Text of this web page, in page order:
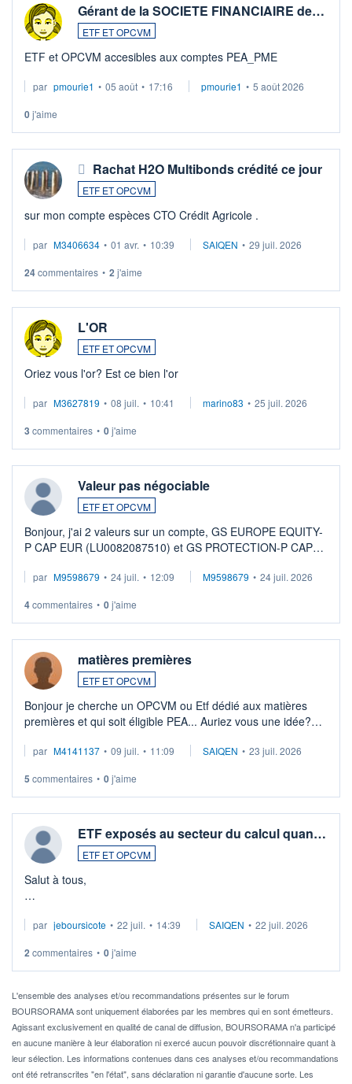
Gérant de la SOCIETE FINANCIAIRE de…
ETF ET OPCVM
ETF et OPCVM accesibles aux comptes PEA_PME
par pmourie1 • 05 août • 17:16 pmourie1 • 5 août 2026
0j'aime
Rachat H2O Multibonds crédité ce jour
ETF ET OPCVM
sur mon compte espèces CTO Crédit Agricole .
par M3406634 • 01 avr. • 10:39 SAIQEN • 29 juil. 2026
24commentaires • 2 j'aime
L'OR
ETF ET OPCVM
Oriez vous l'or? Est ce bien l'or
par M3627819 • 08 juil. • 10:41 marino83 • 25 juil. 2026
3 commentaires • 0j'aime
Valeur pas négociable
ETF ET OPCVM
Bonjour, j'ai 2 valeurs sur un compte, GS EUROPE EQUITY-
P CAP EUR (LU0082087510) et GS PROTECTION-P CAP
veux procéder à la vente, on me signale ...
par M9598679 • 24 juil. • 12:09 M9598679 • 24 juil. 2026
4commentaires • 0j'aime
matières premières
ETF ET OPCVM
Bonjour je cherche un OPCVM ou Etf dédié aux matières
premières et qui soit éligible PEA... Auriez vous une idée?
par M4141137 • 09 juil. • 11:09 SAIQEN • 23 juil. 2026
5 commentaires • 0j'aime
ETF exposés au secteur du calcul quan…
ETF ET OPCVM
Salut à tous,
via un ETF plutôt que des actions individuelles.
Idéalement, je voudrais qu'il soit éligible au PEA.
Pour l' ...
par jeboursicote • 22 juil. • 14:39 SAIQEN • 22 juil. 2026
2 commentaires • 0j'aime
L'ensemble des analyses et/ou recommandations présentes sur le forum
BOURSORAMA sont uniquement élaborées par les membres qui en sont émetteurs.
Agissant exclusivement en qualité de canal de diffusion, BOURSORAMA n'a participé
en aucune manière à leur élaboration ni exercé aucun pouvoir discrétionnaire quant à
leur sélection. Les informations contenues dans ces analyses et/ou recommandations
ont été retranscrites "en l'état", sans déclaration ni garantie d'aucune sorte. Les